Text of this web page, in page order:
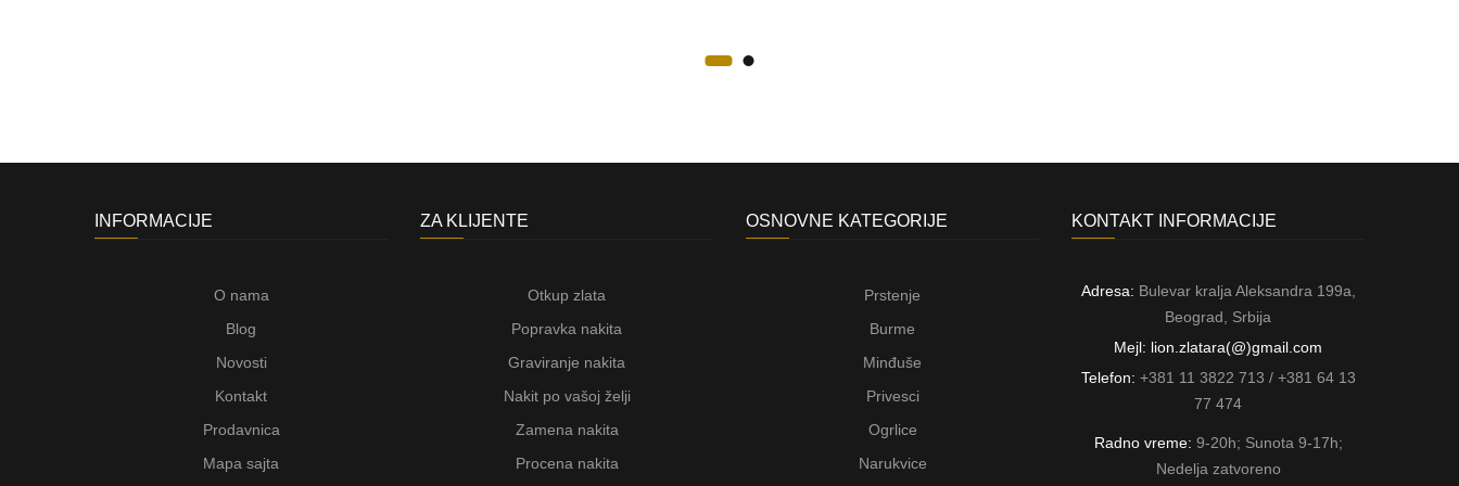
INFORMACIJE
O nama
Blog
Novosti
Kontakt
Prodavnica
Mapa sajta
ZA KLIJENTE
Otkup zlata
Popravka nakita
Graviranje nakita
Nakit po vašoj želji
Zamena nakita
Procena nakita
OSNOVNE KATEGORIJE
Prstenje
Burme
Minđuše
Privesci
Ogrlice
Narukvice
KONTAKT INFORMACIJE
Adresa: Bulevar kralja Aleksandra 199a,
Beograd, Srbija
Mejl: lion.zlatara(@)gmail.com
Telefon: +381 11 3822 713 / +381 64 13
77 474
Radno vreme: 9-20h; Sunota 9-17h;
Nedelja zatvoreno